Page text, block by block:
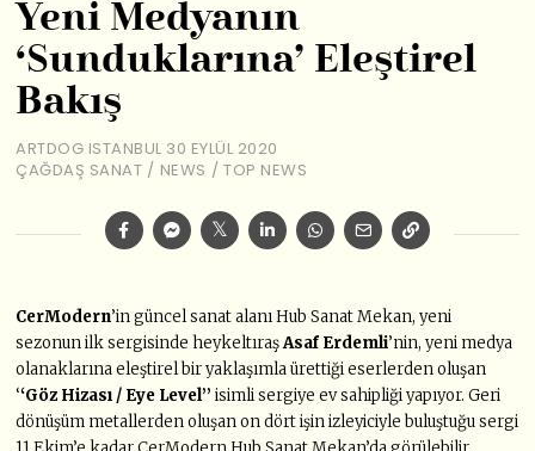
Yeni Medyanın
‘Sunduklarına’ Eleştirel
Bakış
ARTDOG ISTANBUL 30 EYLÜL 2020
ÇAĞDAŞ SANAT / NEWS / TOP NEWS
CerModern’in güncel sanat alanı Hub Sanat Mekan, yeni
sezonun ilk sergisinde heykeltıraşAsaf Erdemli’nin, yeni medya
olanaklarına eleştirel bir yaklaşımla ürettiği eserlerden oluşan
‘‘Göz Hizası / Eye Level’’ isimli sergiye ev sahipliği yapıyor. Geri
dönüşüm metallerden oluşan on dört işin izleyiciyle buluştuğu sergi